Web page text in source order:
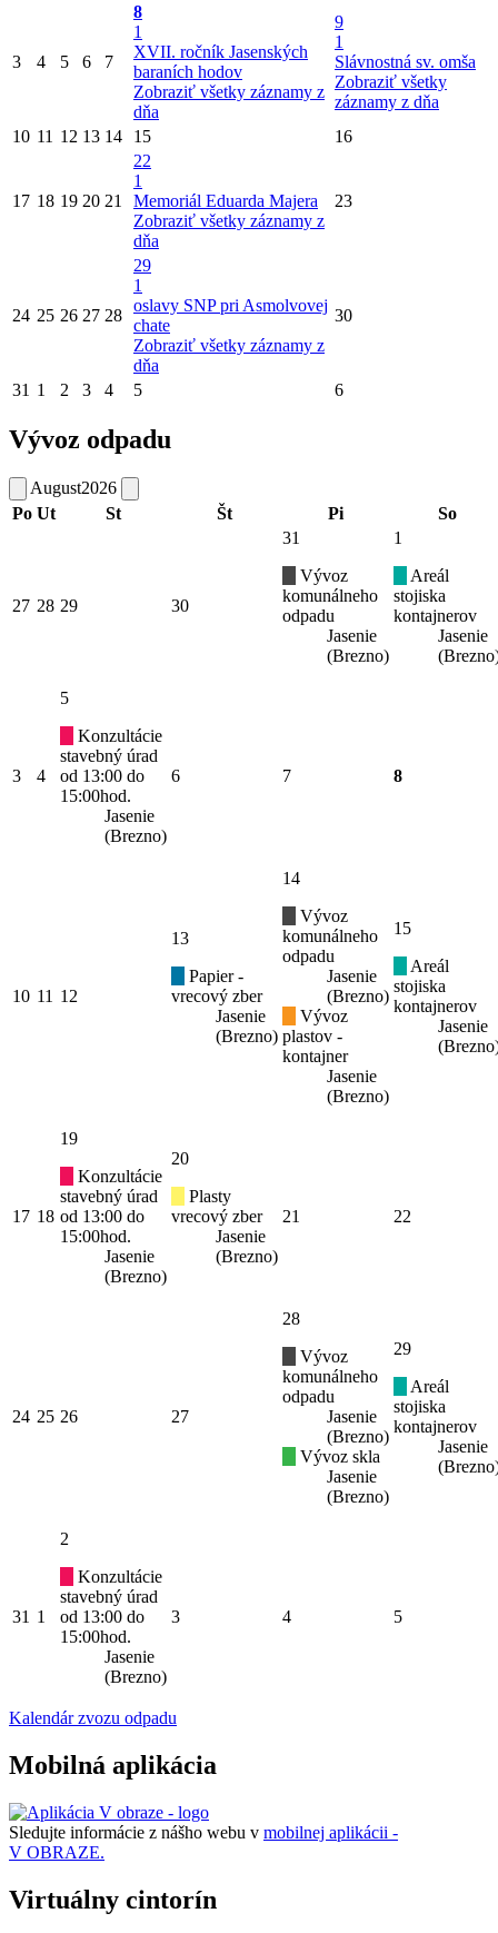
3 4 5 6 7
8
1
XVII. ročník Jasenských
baraních hodov
Zobraziť všetky záznamy z
dňa
9
1
Slávnostná sv. omša
Zobraziť všetky
záznamy z dňa
10 11 12 13 14 15 16
17 18 19 20 21
22
1
Memoriál Eduarda Majera
Zobraziť všetky záznamy z
dňa
23
24 25 26 27 28
29
1
oslavy SNP pri Asmolvovej
chate
Zobraziť všetky záznamy z
dňa
30
31 1 2 3 4 5 6
Vývoz odpadu
August2026
Po Ut St Št Pi So
27 28 29 30
31
Vývoz
komunálneho
odpadu
Jasenie
(Brezno)
1
Areál
stojiska
kontajnerov
Jasenie
3 4
5
Konzultácie
stavebný úrad
od 13:00 do
15:00hod.
Jasenie
(Brezno)
6 7 8
10 11 12
13
Papier -
vrecový zber
Jasenie
(Brezno)
14
Vývoz
komunálneho
odpadu
Jasenie
(Brezno)
Vývoz
plastov -
kontajner
Jasenie
(Brezno)
15
Areál
stojiska
kontajnerov
Jasenie
17 18
19
Konzultácie
stavebný úrad
od 13:00 do
15:00hod.
Jasenie
(Brezno)
20
Plasty
vrecový zber
Jasenie
(Brezno)
21 22
24 25 26 27
28
Vývoz
komunálneho
odpadu
Jasenie
(Brezno)
Vývoz skla
Jasenie
(Brezno)
29
Areál
stojiska
kontajnerov
Jasenie
31 1
2
Konzultácie
stavebný úrad
od 13:00 do
15:00hod.
Jasenie
(Brezno)
3 4 5
Kalendár zvozu odpadu
Mobilná aplikácia
Sledujte informácie z nášho webu v mobilnej aplikácii -
V OBRAZE.
Virtuálny cintorín